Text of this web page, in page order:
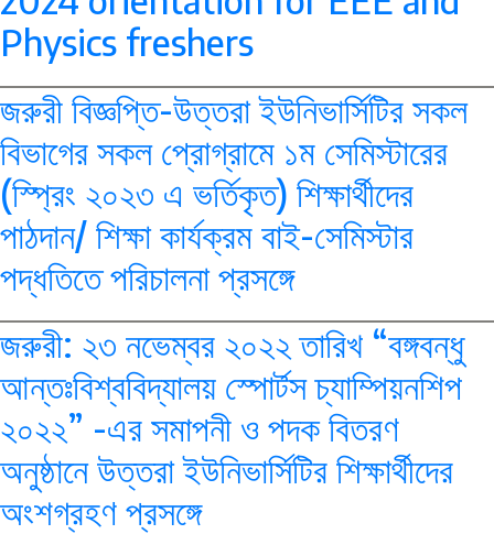
Physics freshers
জরুরী বিজ্ঞপ্তি-উত্তরা ইউনিভার্সিটির সকল
বিভাগের সকল প্রোগ্রামে ১ম সেমিস্টারের
(স্প্রিং ২০২৩ এ ভর্তিকৃত) শিক্ষার্থীদের
পাঠদান/ শিক্ষা কার্যক্রম বাই-সেমিস্টার
পদ্ধতিতে পরিচালনা প্রসঙ্গে
জরুরী: ২৩ নভেম্বর ২০২২ তারিখ “বঙ্গবন্ধু
আন্তঃবিশ্ববিদ্যালয় স্পোর্টস চ্যাম্পিয়নশিপ
২০২২” -এর সমাপনী ও পদক বিতরণ
অনুষ্ঠানে উত্তরা ইউনিভার্সিটির শিক্ষার্থীদের
অংশগ্রহণ প্রসঙ্গে